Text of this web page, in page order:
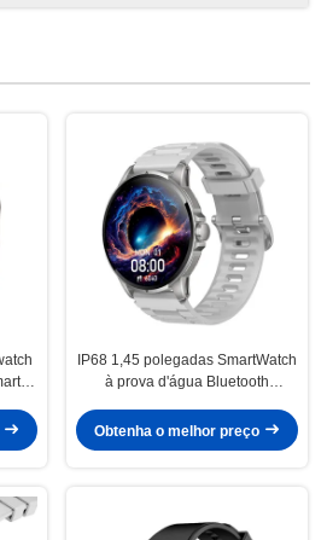
IP68 1,45 polegadas SmartWatch
à prova d'água Bluetooth
HD
Obtenha o melhor preço